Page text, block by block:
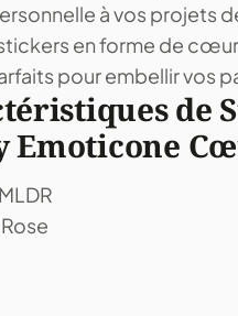
à vos projets
en forme de
pour embellir vos
de
Emoticone